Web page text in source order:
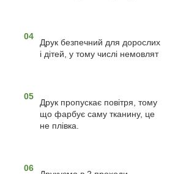
04
Друк безпечний для дорослих
і дітей, у тому числі немовлят
05
Друк пропускає повітря, тому
що фарбує саму тканину, це
не плівка.
06